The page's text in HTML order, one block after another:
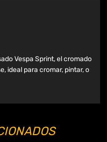
Vespa Sprint, el cromado
ideal para cromar, pintar, o